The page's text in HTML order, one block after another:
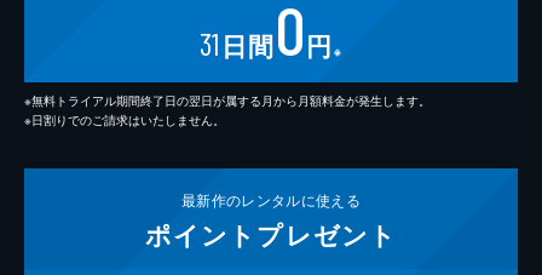
31 日間0円 ※
※無料トライアル期間終了日の翌日が属する月から月額料金が発生します。
※日割りでのご請求はいたしません。
最新作のレンタルに使える
ポイント プレゼント